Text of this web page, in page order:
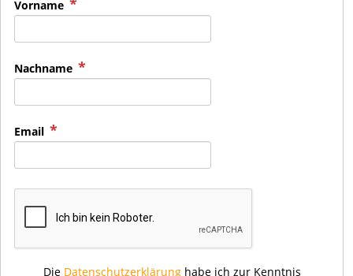
Vorname
Nachname
Email
Die Datenschutzerklärunghabe ich zur Kenntnis